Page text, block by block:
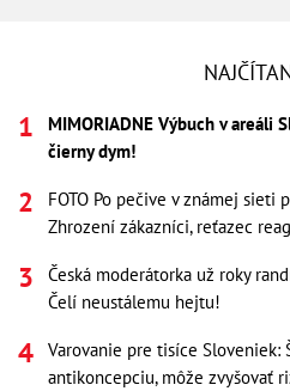
MIMORIADNE Výbuch v areáli
čierny dym!
FOTO Po pečive v známej sieti
Zhrození zákazníci, reťazec
Česká moderátorka už roky
Čelí neustálemu hejtu!
Varovanie pre tisíce Sloveniek:
antikoncepciu, môže zvyšovať